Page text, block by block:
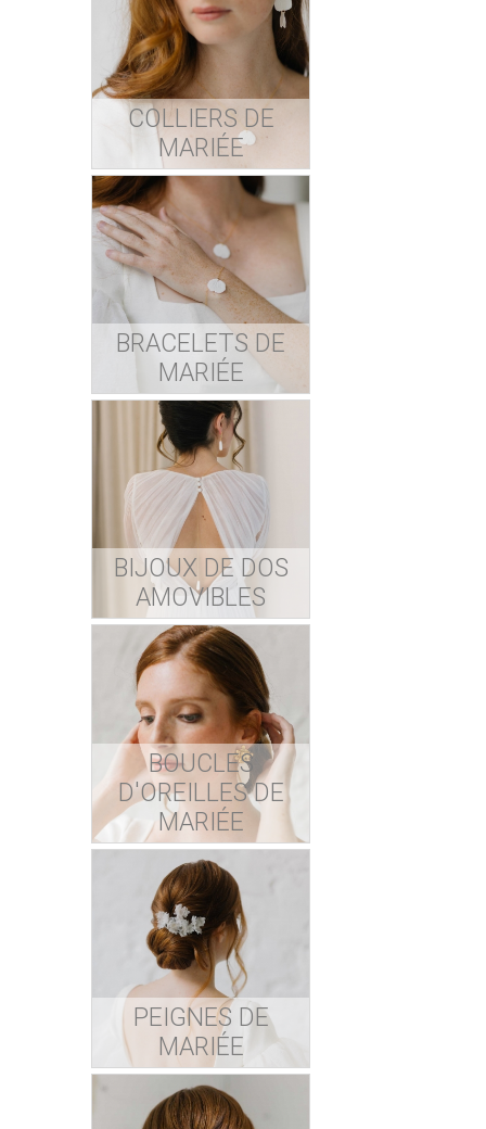
COLLIERS DE
MARIÉE
BRACELETS DE
MARIÉE
BIJOUX DE DOS
AMOVIBLES
BOUCLES
D'OREILLES DE
MARIÉE
PEIGNES DE
MARIÉE